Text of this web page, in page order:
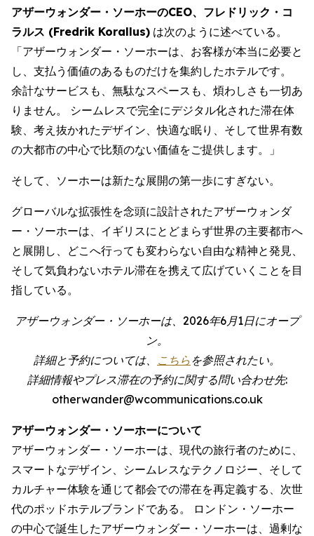
アザーウォンダー・ソーホーのCEO、フレドリック・コ
ラルス (Fredrik Korallus) は次のように述べている。
「アザーウォンダー・ソーホーは、お客様が本当に必要と
し、支払う価値のあるものだけを集約したホテルです。
余計なサービスも、無駄なスペースも、煩わしさも一切あ
りません。 シームレスで完全にデジタル化された滞在体
験、考え抜かれたデザイン、快適な眠り、そして世界有数
の大都市の中心で比類のない価値をご提供します。」
そして、ソーホーは新たな展開の第一歩にすぎない。
グローバルな拡張性を念頭に設計されたアザーウォンダ
ー・ソーホーは、イギリスにとどまらず世界の主要都市へ
と展開し、どこへ行っても変わらない自由な精神と発見、
そして気負わないホテル滞在を携えて広げていくことを目
指している。
アザーウォンダー・ソーホーは、2026年6月1日にオープ
ン。
詳細と予約については、 こちら を参照されたい。
詳細情報やプレス滞在の予約に関する問い合わせ先:
otherwander@wcommunications.co.uk
アザーウォンダー・ソーホーについて
アザーウォンダー・ソーホーは、現代の旅行者のために、
スマートなデザイン、シームレスなテクノロジー、そして
カルチャー体験を通じて都会での滞在を再定義する、次世
代のポッドホテルブランドである。 ロンドン・ソーホー
の中心で誕生したアザーウォンダー・ソーホーは、過剰な